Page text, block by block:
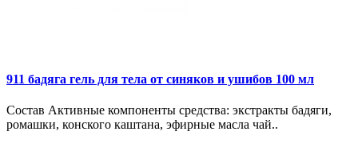
911 бадяга гель для тела от синяков и ушибов 100 мл
Состав Активные компоненты средства: экстракты бадяги,
ромашки, конского каштана, эфирные масла чай..